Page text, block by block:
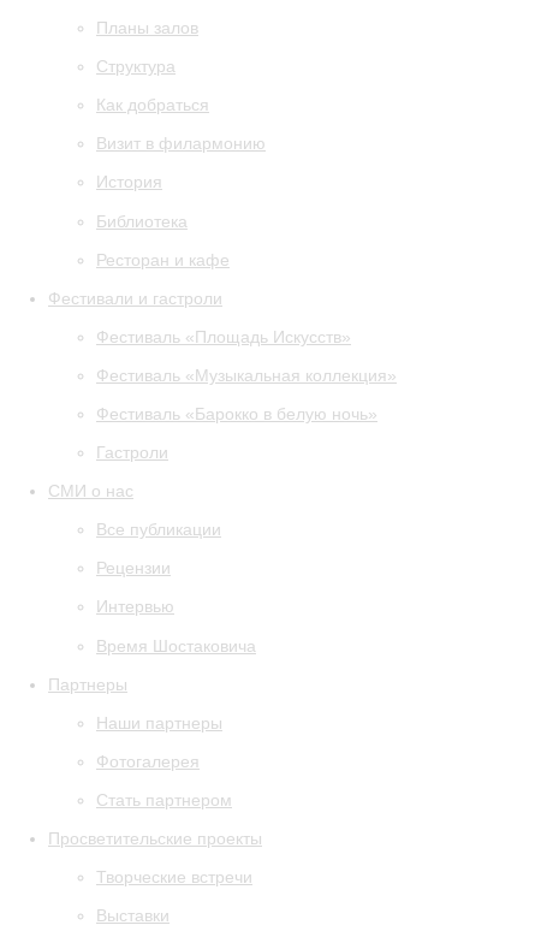
Планы залов
Структура
Как добраться
Визит в филармонию
История
Библиотека
Ресторан и кафе
Фестивали и гастроли
Фестиваль «Площадь Искусств»
Фестиваль «Музыкальная коллекция»
Фестиваль «Барокко в белую ночь»
Гастроли
СМИ о нас
Все публикации
Рецензии
Интервью
Время Шостаковича
Партнеры
Наши партнеры
Фотогалерея
Стать партнером
Просветительские проекты
Творческие встречи
Выставки